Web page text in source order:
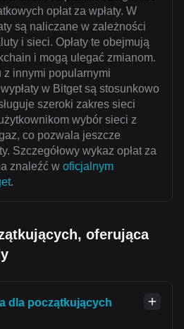
opłat za wpłaty. W
są naliczane w zależności
i sieci. Opłaty te obejmują
i mogą ulegać zmianom.
innymi popularnymi
w Bitget są stosunkowo
szeroki zakres sieci
wybór sieci z
co pozwala jeszcze
Szczegółowy wykaz opłat za
znaleźć w oficjalnym
.
oferująca
dla początkujących